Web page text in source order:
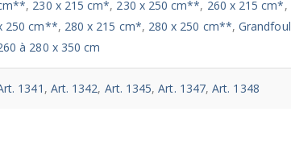
, 230 x 215 cm*, 230 x 250 cm**, 260 x 215 cm*,
250 cm**, 280 x 215 cm*, 280 x 250 cm**,
à 280 x 350 cm
1341 , Art. 1342, Art. 1345,Art. 1347,Art. 1348